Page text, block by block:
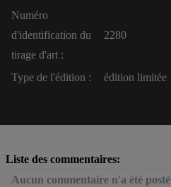
Numéro
d'identification du
tirage d'art :
2280
Type de l'édition : édition limitée
Liste des commentaires:
Aucun commentaire n'a été posté